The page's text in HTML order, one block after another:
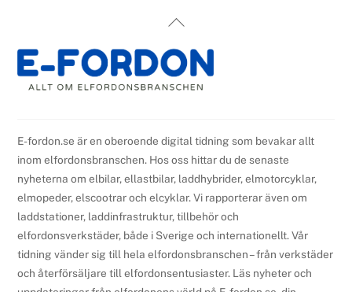
Back
Top
E-fordon.se är en oberoende digital tidning som bevakar allt
inom elfordonsbranschen. Hos oss hittar du de senaste
nyheterna om elbilar, ellastbilar, laddhybrider, elmotorcyklar,
elmopeder, elscootrar och elcyklar. Vi rapporterar även om
laddstationer, laddinfrastruktur, tillbehör och
elfordonsverkstäder, både i Sverige och internationellt. Vår
tidning vänder sig till hela elfordonsbranschen – från verkstäder
och återförsäljare till elfordonsentusiaster. Läs nyheter och